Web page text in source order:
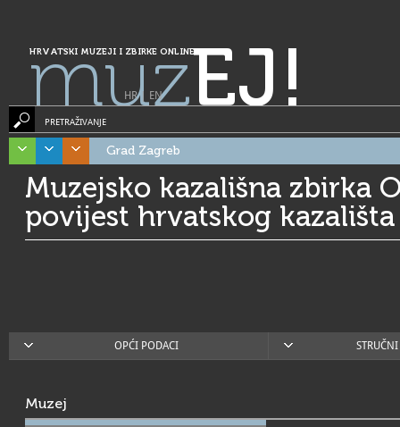
HRVATSKI MUZEJI I ZBIRKE ONLINE
muzEJ!
HR| EN
PRETRAŽIVANJE
Grad Zagreb
Muzejsko kazališna zbirka
povijest hrvatskog
OPĆI PODACI
Muzej